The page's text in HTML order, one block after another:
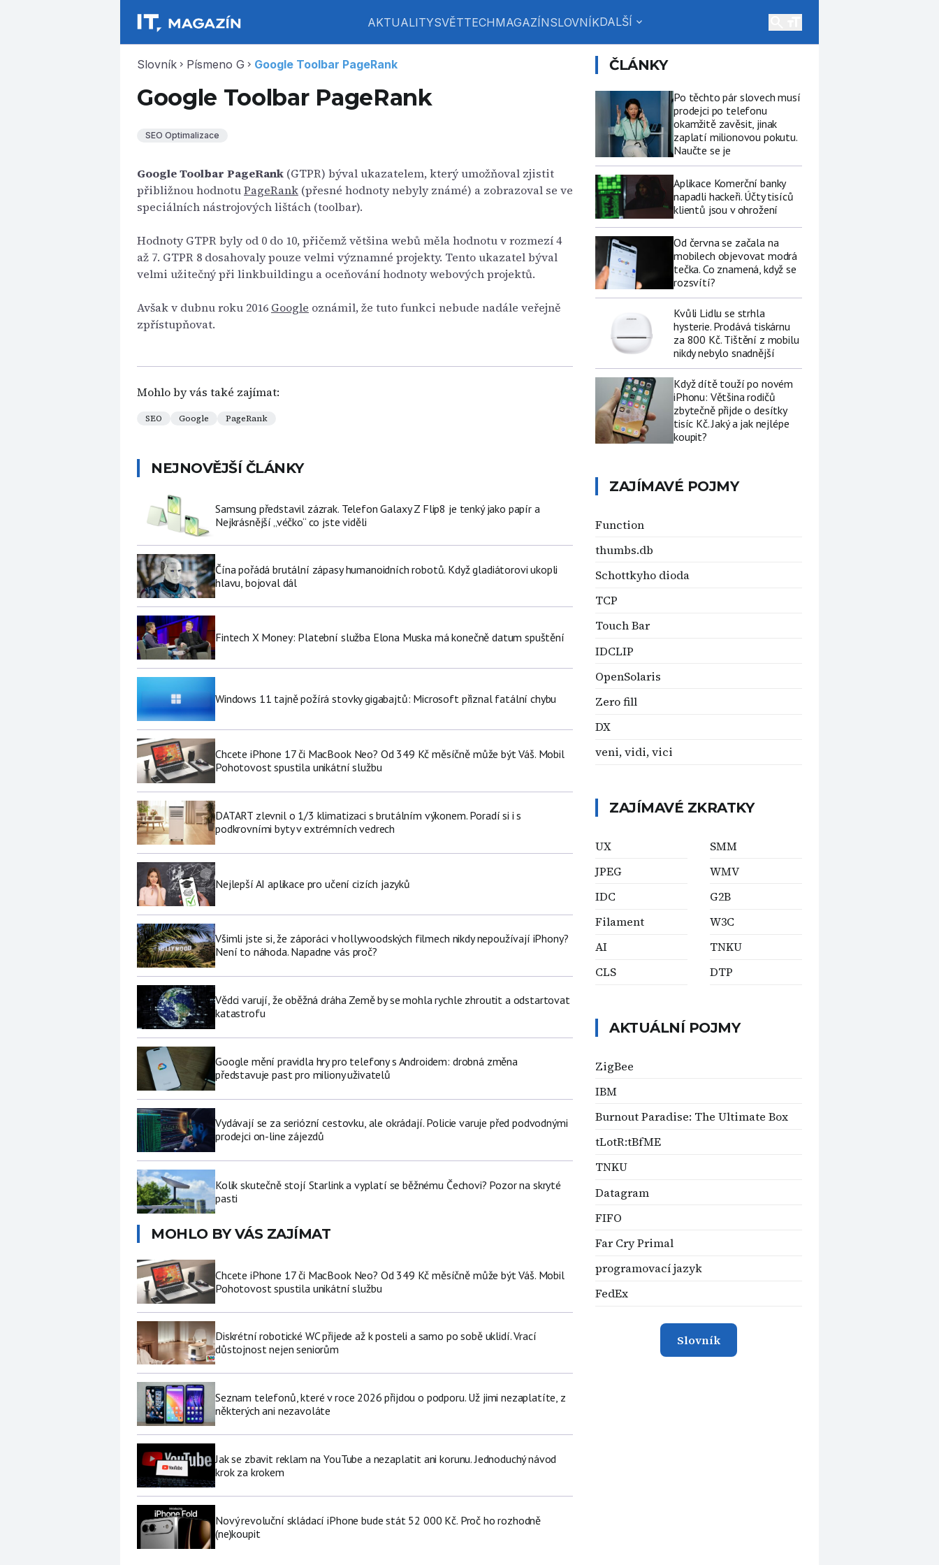
AKTUALITYSVĚTTECHMAGAZÍNSLOVNÍKDALŠÍ expand_more
Slovník chevron_right Písmeno G chevron_right Google Toolbar PageRank
Google Toolbar PageRank
SEO Optimalizace
Google Toolbar PageRank (GTPR) býval ukazatelem, který umožňoval zjistit
přibližnou hodnotuPageRank (přesné hodnoty nebyly známé) a zobrazoval se ve
speciálních nástrojových lištách (toolbar).
Hodnoty GTPR byly od 0 do 10, přičemž většina webů měla hodnotu v rozmezí 4
až 7. GTPR 8 dosahovaly pouze velmi významné projekty. Tento ukazatel býval
velmi užitečný při linkbuildingu a oceňování hodnoty webových projektů.
Avšak v dubnu roku 2016 Google oznámil, že tuto funkci nebude nadále veřejně
zpřístupňovat.
Mohlo by vás také zajímat:
SEO Google PageRank
NEJNOVĚJŠÍ ČLÁNKY
Samsung představil zázrak. Telefon Galaxy Z Flip8 je tenký jako papír a
Nejkrásnější „véčko“ co jste viděli
Čína pořádá brutální zápasy humanoidních robotů. Když gladiátorovi ukopli
hlavu, bojoval dál
Fintech X Money: Platební služba Elona Muska má konečně datum spuštění
Windows 11 tajně požírá stovky gigabajtů: Microsoft přiznal fatální chybu
Chcete iPhone 17 či MacBook Neo? Od 349 Kč měsíčně může být Váš. Mobil
Pohotovost spustila unikátní službu
DATART zlevnil o 1/3 klimatizaci s brutálním výkonem. Poradí si i s
podkrovními byty v extrémních vedrech
Nejlepší AI aplikace pro učení cizích jazyků
Všimli jste si, že záporáci v hollywoodských filmech nikdy nepoužívají iPhony?
Není to náhoda. Napadne vás proč?
Vědci varují, že oběžná dráha Země by se mohla rychle zhroutit a odstartovat
katastrofu
Google mění pravidla hry pro telefony s Androidem: drobná změna
představuje past pro miliony uživatelů
Vydávají se za seriózní cestovku, ale okrádají. Policie varuje před podvodnými
prodejci on-line zájezdů
Kolik skutečně stojí Starlink a vyplatí se běžnému Čechovi? Pozor na skryté
pasti
MOHLO BY VÁS ZAJÍMAT
Chcete iPhone 17 či MacBook Neo? Od 349 Kč měsíčně může být Váš. Mobil
Pohotovost spustila unikátní službu
Diskrétní robotické WC přijede až k posteli a samo po sobě uklidí. Vrací
důstojnost nejen seniorům
Seznam telefonů, které v roce 2026 přijdou o podporu. Už jimi nezaplatíte, z
některých ani nezavoláte
Jak se zbavit reklam na YouTube a nezaplatit ani korunu. Jednoduchý návod
krok za krokem
Nový revoluční skládací iPhone bude stát 52 000 Kč. Proč ho rozhodně
(ne)koupit
ČLÁNKY
Po těchto pár slovech musí
prodejci po telefonu
okamžitě zavěsit, jinak
zaplatí milionovou pokutu.
Naučte se je
Aplikace Komerční banky
napadli hackeři. Účty tisíců
klientů jsou v ohrožení
Od června se začala na
mobilech objevovat modrá
tečka. Co znamená, když se
rozsvítí?
Kvůli Lidlu se strhla
hysterie. Prodává tiskárnu
za 800 Kč. Tištění z mobilu
nikdy nebylo snadnější
Když dítě touží po novém
iPhonu: Většina rodičů
zbytečně přijde o desítky
tisíc Kč. Jaký a jak nejlépe
koupit?
ZAJÍMAVÉ POJMY
Function
thumbs.db
Schottkyho dioda
TCP
Touch Bar
IDCLIP
OpenSolaris
Zero fill
DX
veni, vidi, vici
ZAJÍMAVÉ ZKRATKY
UX
JPEG
IDC
Filament
AI
CLS
SMM
WMV
G2B
W3C
TNKU
DTP
AKTUÁLNÍ POJMY
ZigBee
IBM
Burnout Paradise: The Ultimate Box
tLotR:tBfME
TNKU
Datagram
FIFO
Far Cry Primal
programovací jazyk
FedEx
Slovník